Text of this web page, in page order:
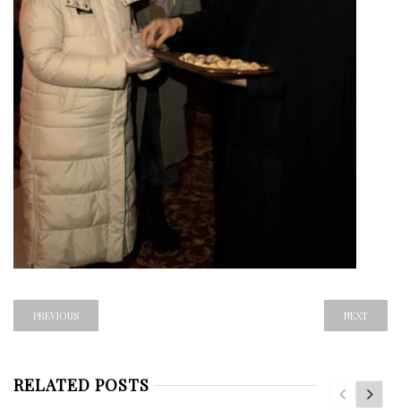
PREVIOUS NEXT
RELATED POSTS